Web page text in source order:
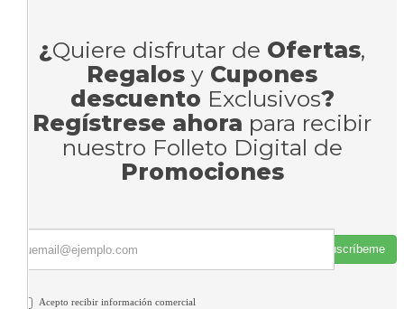
¿Quiere disfrutar de Ofertas,
Regalos y Cupones
descuento Exclusivos?
Regístrese ahora para recibir
nuestro Folleto Digital de
Promociones
Suscríbeme
Acepto recibir información comercial